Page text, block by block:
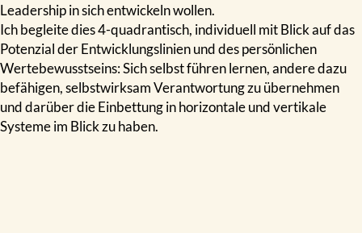
Leadership in sich entwickeln wollen.
Ich begleite dies 4-quadrantisch, individuell mit Blick auf das
Potenzial der Entwicklungslinien und des persönlichen
Wertebewusstseins: Sich selbst führen lernen, andere dazu
befähigen, selbstwirksam Verantwortung zu übernehmen
und darüber die Einbettung in horizontale und vertikale
Systeme im Blick zu haben.